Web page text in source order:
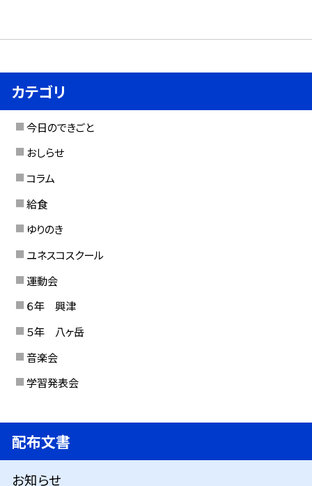
カテゴリ
今日のできごと
おしらせ
コラム
給食
ゆりのき
ユネスコスクール
運動会
６年 興津
５年 八ヶ岳
音楽会
学習発表会
配布文書
お知らせ